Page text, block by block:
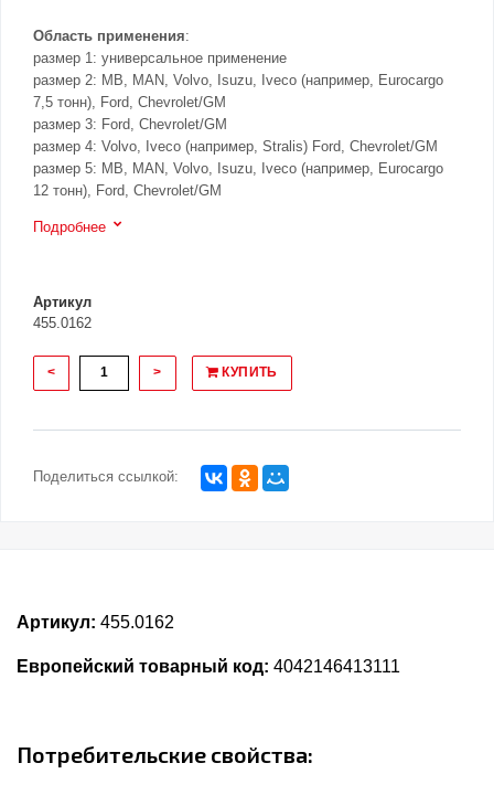
Область применения:
размер 1: универсальное применение
размер 2: MB, MAN, Volvo, Isuzu, Iveco (например, Eurocargo
7,5 тонн), Ford, Chevrolet/GM
размер 3: Ford, Chevrolet/GM
размер 4: Volvo, Iveco (например, Stralis) Ford, Chevrolet/GM
размер 5: MB, MAN, Volvo, Isuzu, Iveco (например, Eurocargo
12 тонн), Ford, Chevrolet/GM
Подробнее
Артикул
455.0162
< > КУПИТЬ
Поделиться ссылкой:
Артикул: 455.0162
Европейский товарный код: 4042146413111
Потребительские свойства: